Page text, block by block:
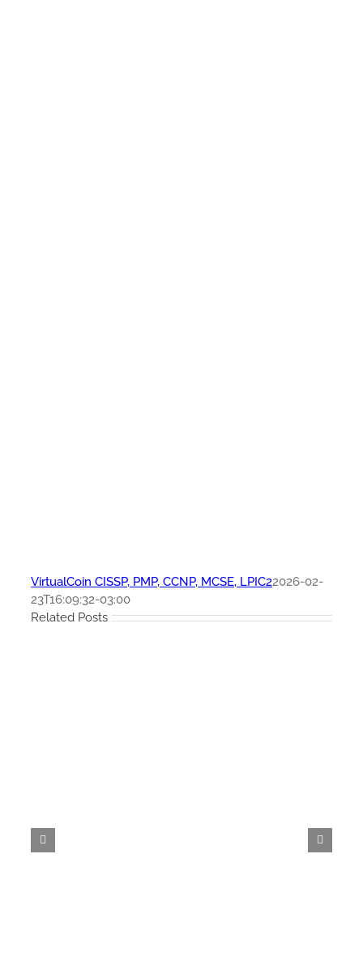
VirtualCoin CISSP, PMP, CCNP, MCSE, LPIC22026-02-
23T16:09:32-03:00
Related Posts